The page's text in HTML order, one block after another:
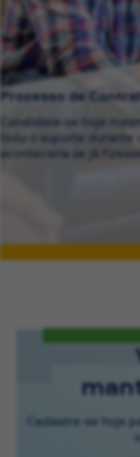
Processo de
Candidate-se hoje
todo o suporte
aconteceria se já
Cadastre-se hoje